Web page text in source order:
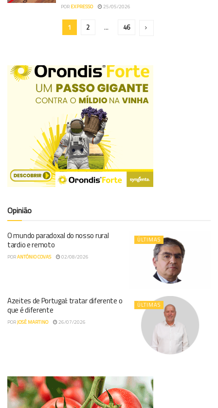
POR EXPRESSO 25/05/2026
1 2 … 46
Opinião
ÚLTIMAS
O mundo paradoxal do nosso rural
tardio e remoto
PORANTÓNIO COVAS 02/08/2026
ÚLTIMAS
Azeites de Portugal: tratar diferente o
que é diferente
PORJOSÉ MARTINO 26/07/2026